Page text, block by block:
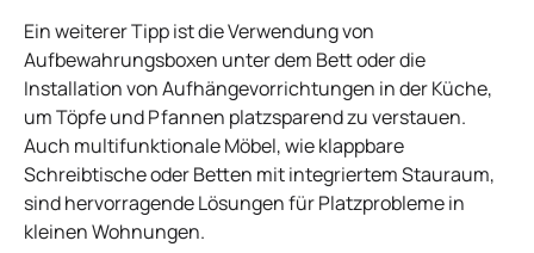
Ein weiterer Tipp ist die Verwendung von
Aufbewahrungsboxen unter dem Bett oder die
Installation von Aufhängevorrichtungen in der Küche,
um Töpfe und Pfannen platzsparend zu verstauen.
Auch multifunktionale Möbel, wie klappbare
Schreibtische oder Betten mit integriertem Stauraum,
sind hervorragende Lösungen für Platzprobleme in
kleinen Wohnungen.